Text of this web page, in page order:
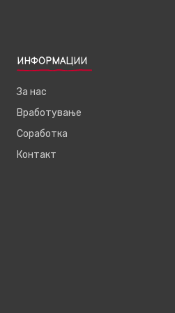
ИНФОРМАЦИИ
За нас
Вработување
Соработка
Контакт